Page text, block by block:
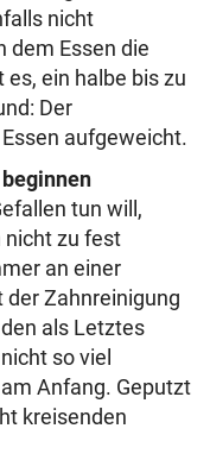
nicht
dem Essen die
ein halbe bis zu
Der
aufgeweicht.
tun will,
nicht zu fest
an einer
Zahnreinigung
als Letztes
so viel
Anfang. Geputzt
kreisenden